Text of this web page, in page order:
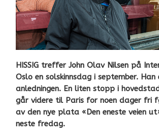
HISS!G treffer John Olav Nilsen på
Oslo en solskinnsdag i september.
anledningen. En liten stopp i
går videre til Paris for noen dager fri
av den nye plata «Den eneste veien
neste fredag.